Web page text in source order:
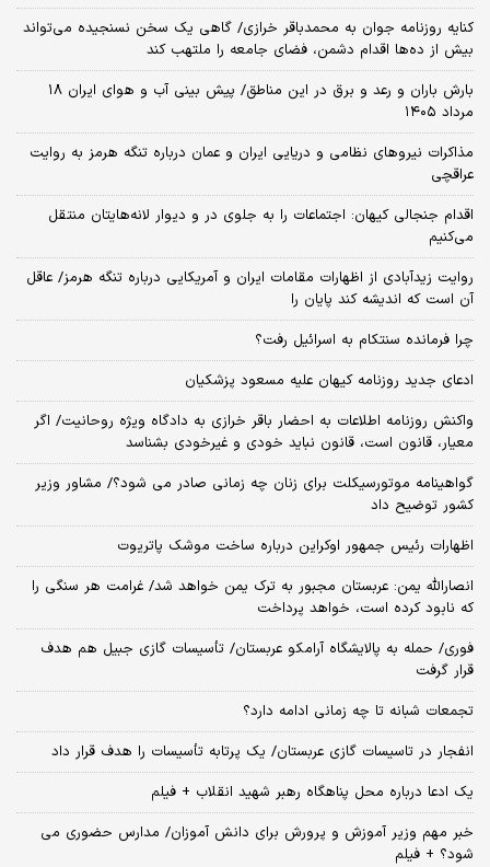
کنایه روزنامه جوان به محمدباقر خرازی/ گاهی یک سخن نسنجیده می‌تواند
بیش از ده‌ها اقدام دشمن، فضای جامعه را ملتهب کند
بارش باران و رعد و برق در این مناطق/ پیش بینی آب و هوای ایران ۱۸
مرداد ۱۴۰۵
مذاکرات نیروهای نظامی و دریایی ایران و عمان درباره تنگه هرمز به روایت
عراقچی
اقدام جنجالی کیهان: اجتماعات را به جلوی در و دیوار لانه‌هایتان منتقل
می‌کنیم
روایت زیدآبادی از اظهارات مقامات ایران و آمریکایی درباره تنگه هرمز/ عاقل
آن است که اندیشه کند پایان را
چرا فرمانده سنتکام به اسرائیل رفت؟
ادعای جدید روزنامه کیهان علیه مسعود پزشکیان
واکنش روزنامه اطلاعات به احضار باقر خرازی به دادگاه ویژه روحانیت/ اگر
معیار، قانون است، قانون نباید خودی و غیرخودی بشناسد
گواهینامه موتورسیکلت برای زنان چه زمانی صادر می شود؟/ مشاور وزیر
کشور توضیح داد
اظهارات رئیس جمهور اوکراین درباره ساخت موشک پاتریوت
انصارالله یمن: عربستان مجبور به ترک یمن خواهد شد/ غرامت هر سنگی را
که نابود کرده است، خواهد پرداخت
فوری/ حمله به پالایشگاه آرامکو عربستان/ تأسیسات گازی جبیل هم هدف
قرار گرفت
تجمعات شبانه تا چه زمانی ادامه دارد؟
انفجار در تاسیسات گازی عربستان/ یک پرتابه تأسیسات را هدف قرار داد
یک ادعا درباره محل پناهگاه‌ رهبر شهید انقلاب + فیلم
خبر مهم وزیر آموزش و پرورش برای دانش آموزان/ مدارس حضوری می
شود؟ + فیلم